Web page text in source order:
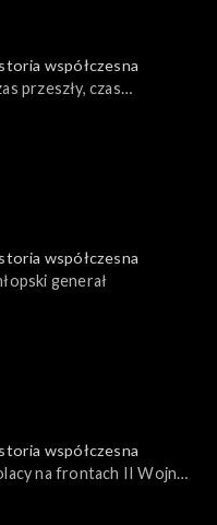
współczesna
przeszły, czas
współczesna
generał
współczesna
na frontach II Wojny